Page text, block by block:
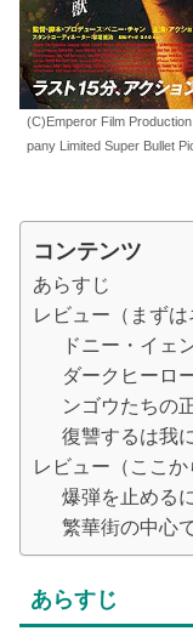
(C)Emperor Film
pany Limited Super Bullet
コンテンツ
あらすじ
レビュー（まずは
ドニー・イェ
ダークヒーロ
ンゴウたちの
復讐するは我
レビュー（ここか
爆弾を止める
繁華街の中心
あらすじ